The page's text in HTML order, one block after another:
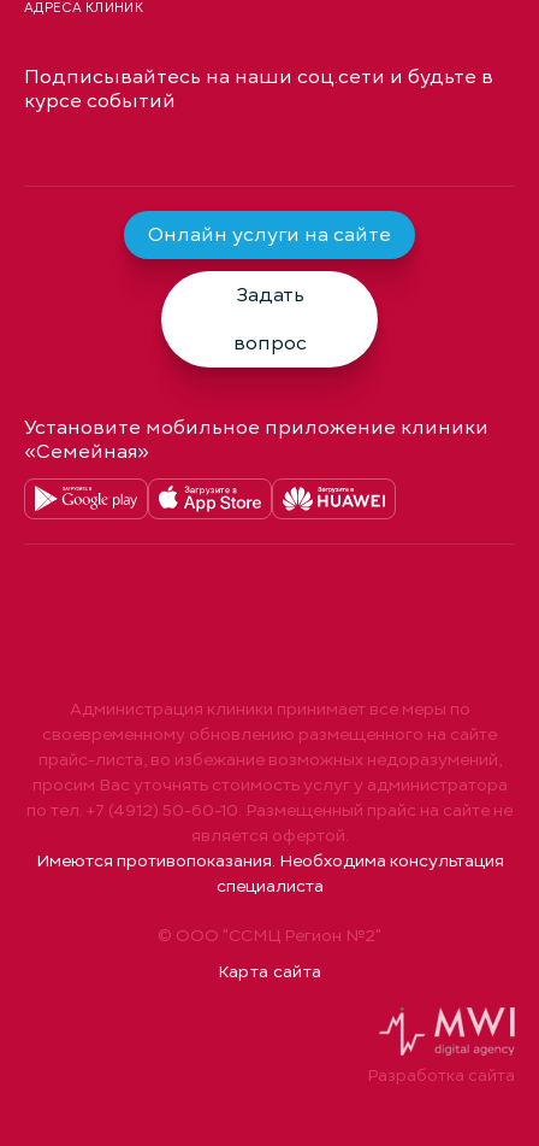
АДРЕСА КЛИНИК
Подписывайтесь на наши соц.сети и будьте в
курсе событий
Онлайн услуги на сайте
Задать
вопрос
Установите мобильное приложение клиники
«Семейная»
© ООО "ССМЦ Регион №2"
Карта сайта
Администрация клиники принимает все меры по
своевременному обновлению размещенного на сайте
прайс-листа, во избежание возможных недоразумений,
просим Вас уточнять стоимость услуг у администратора
по тел. +7 (4912) 50-60-10. Размещенный прайс на сайте не
является офертой.
Имеются противопоказания. Необходима консультация
специалиста
Разработка сайта